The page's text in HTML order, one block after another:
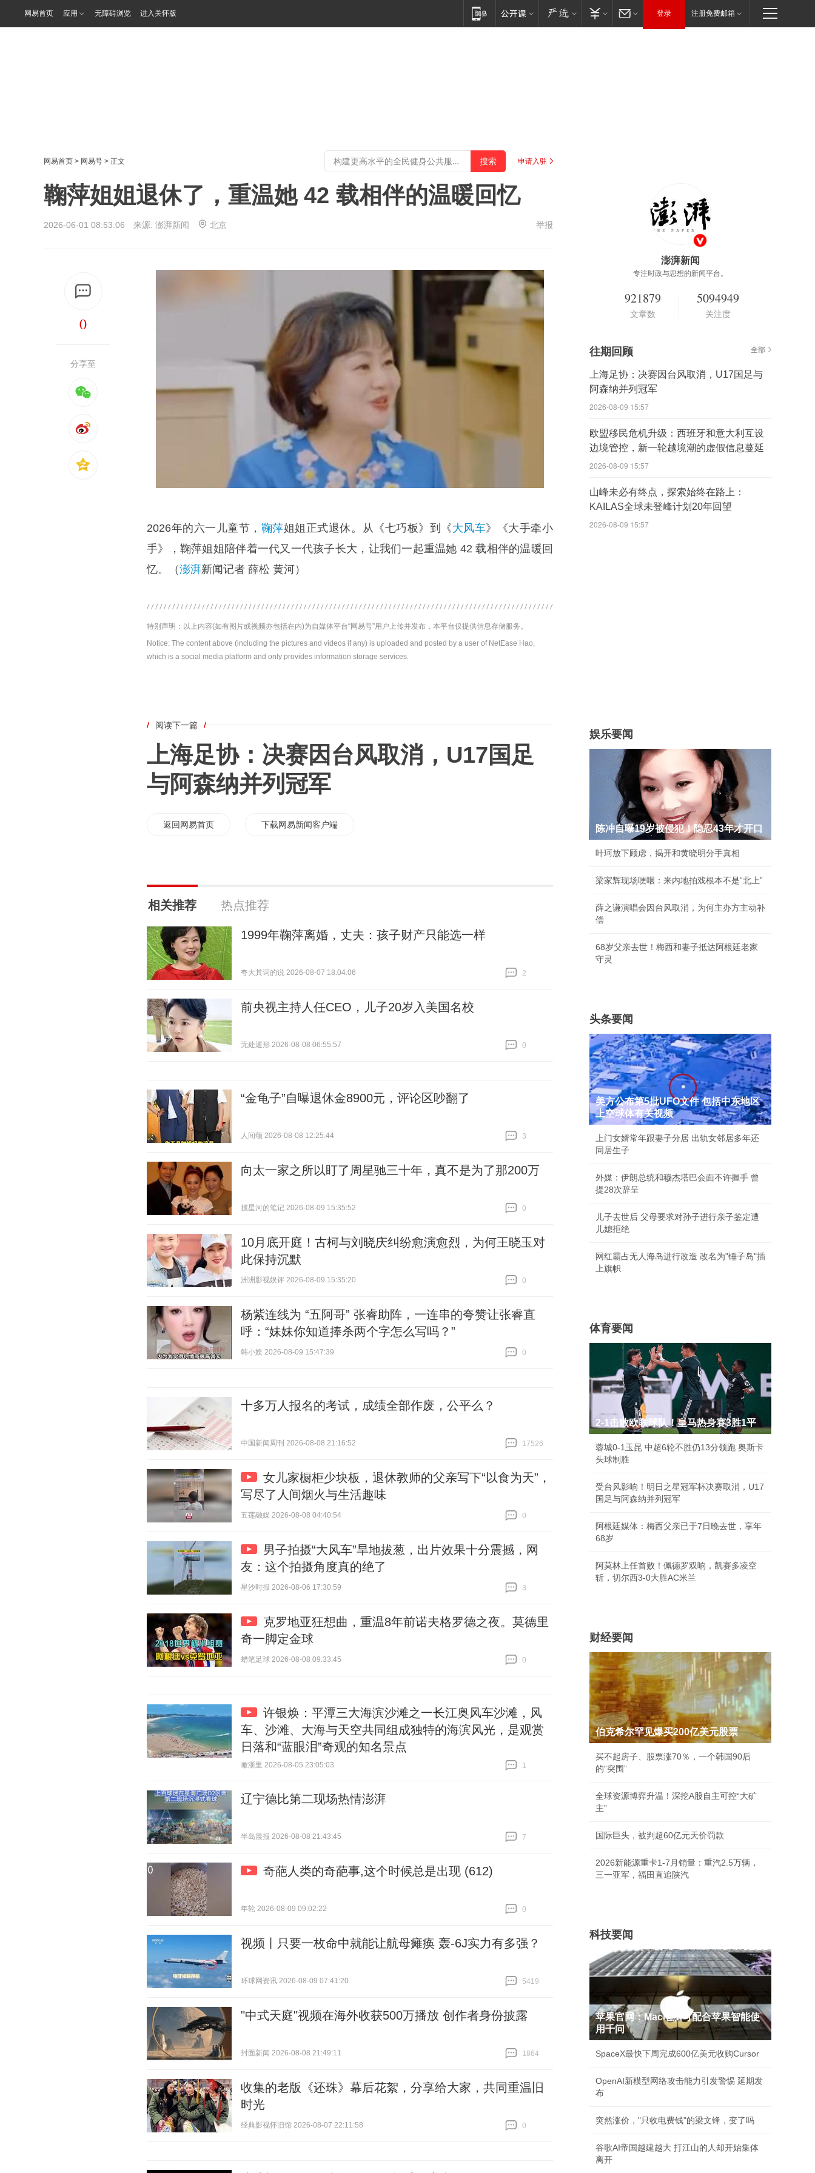
网易首页 应用 无障碍浏览 进入关怀版 登录 注册免费邮箱
网易首页 > 网易号 > 正文 申请入驻
鞠萍姐姐退休了，重温她 42 载相伴的温暖回忆
2026-06-01 08:53:06 来源: 澎湃新闻 北京 举报
0
分享至
2026年的六一儿童节， 鞠萍姐姐正式退休。从《七巧板》到《大风车》《大手牵小
手》，鞠萍姐姐陪伴着一代又一代孩子长大，让我们一起重温她 42 载相伴的温暖回
忆。（澎湃新闻记者 薛松 黄河）
特别声明：以上内容(如有图片或视频亦包括在内)为自媒体平台“网易号”用户上传并发布，本平台仅提供信息存储服务。
Notice: The content above (including the pictures and videos if any) is uploaded and posted by a user of NetEase Hao,
which is a social media platform and only provides information storage services.
/ 阅读下一篇 /
上海足协：决赛因台风取消，U17国足
与阿森纳并列冠军
返回网易首页 下载网易新闻客户端
相关推荐 热点推荐
1999年鞠萍离婚，丈夫：孩子财产只能选一样
夸大其词的说 2026-08-07 18:04:06
2
前央视主持人任CEO，儿子20岁入美国名校
无处遁形 2026-08-08 06:55:57
0
“金龟子”自曝退休金8900元，评论区吵翻了
人间颂 2026-08-08 12:25:44
3
向太一家之所以盯了周星驰三十年，真不是为了那200万
揽星河的笔记 2026-08-09 15:35:52
0
10月底开庭！古柯与刘晓庆纠纷愈演愈烈，为何王晓玉对
此保持沉默
洲洲影视娱评 2026-08-09 15:35:20
0
杨紫连线为 “五阿哥” 张睿助阵，一连串的夸赞让张睿直
呼：“妹妹你知道捧杀两个字怎么写吗？”
韩小娱 2026-08-09 15:47:39
0
十多万人报名的考试，成绩全部作废，公平么？
中国新闻周刊 2026-08-08 21:16:52
17526
女儿家橱柜少块板，退休教师的父亲写下“以食为天”，
写尽了人间烟火与生活趣味
五莲融媒 2026-08-08 04:40:54
0
男子拍摄“大风车”旱地拔葱，出片效果十分震撼，网
友：这个拍摄角度真的绝了
星沙时报 2026-08-06 17:30:59
3
克罗地亚狂想曲，重温8年前诺夫格罗德之夜。莫德里
奇一脚定金球
蜡笔足球 2026-08-08 09:33:45
0
许银焕：平潭三大海滨沙滩之一长江奥风车沙滩，风
车、沙滩、大海与天空共同组成独特的海滨风光，是观赏
日落和“蓝眼泪”奇观的知名景点
瞰浙里 2026-08-05 23:05:03
1
辽宁德比第二现场热情澎湃
半岛晨报 2026-08-08 21:43:45
7
奇葩人类的奇葩事,这个时候总是出现 (612)
年轮 2026-08-09 09:02:22
0
视频丨只要一枚命中就能让航母瘫痪 轰-6J实力有多强？
环球网资讯 2026-08-09 07:41:20
5419
"中式天庭"视频在海外收获500万播放 创作者身份披露
封面新闻 2026-08-08 21:49:11
1864
收集的老版《还珠》幕后花絮，分享给大家，共同重温旧
时光
经典影视怀旧馆 2026-08-07 22:11:58
0
澎湃新闻
专注时政与思想的新闻平台。
921879
文章数
5094949
关注度
往期回顾 全部
上海足协：决赛因台风取消，U17国足与
阿森纳并列冠军
2026-08-09 15:57
欧盟移民危机升级：西班牙和意大利互设
边境管控，新一轮越境潮的虚假信息蔓延
2026-08-09 15:57
山峰未必有终点，探索始终在路上：
KAILAS全球未登峰计划20年回望
2026-08-09 15:57
娱乐要闻
陈冲自曝19岁被侵犯！隐忍43年才开口
叶珂放下顾虑，揭开和黄晓明分手真相
梁家辉现场哽咽：来内地拍戏根本不是“北上”
薛之谦演唱会因台风取消，为何主办方主动补
偿
68岁父亲去世！梅西和妻子抵达阿根廷老家
守灵
头条要闻
美方公布第5批UFO文件 包括中东地区
上空球体有关视频
上门女婿常年跟妻子分居 出轨女邻居多年还
同居生子
外媒：伊朗总统和穆杰塔巴会面不许握手 曾
提28次辞呈
儿子去世后 父母要求对孙子进行亲子鉴定遭
儿媳拒绝
网红霸占无人海岛进行改造 改名为"锤子岛"插
上旗帜
体育要闻
2-1击败欧联球队！皇马热身赛3胜1平
蓉城0-1玉昆 中超6轮不胜仍13分领跑 奥斯卡
头球制胜
受台风影响！明日之星冠军杯决赛取消，U17
国足与阿森纳并列冠军
阿根廷媒体：梅西父亲已于7日晚去世，享年
68岁
阿莫林上任首败！佩德罗双响，凯赛多凌空
斩，切尔西3-0大胜AC米兰
财经要闻
伯克希尔罕见爆买200亿美元股票
买不起房子、股票涨70％，一个韩国90后
的“突围”
全球资源博弈升温！深挖A股自主可控“大矿
主”
国际巨头，被判超60亿元天价罚款
2026新能源重卡1-7月销量：重汽2.5万辆，
三一亚军，福田直追陕汽
科技要闻
苹果官网：Mac电脑可配合苹果智能使
用千问
SpaceX最快下周完成600亿美元收购Cursor
OpenAI新模型网络攻击能力引发警惕 延期发
布
突然涨价，"只收电费钱"的梁文锋，变了吗
谷歌AI帝国越建越大 打江山的人却开始集体
离开